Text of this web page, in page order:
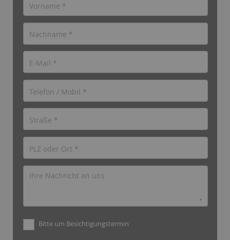
Bitte um Besichtigungstermin